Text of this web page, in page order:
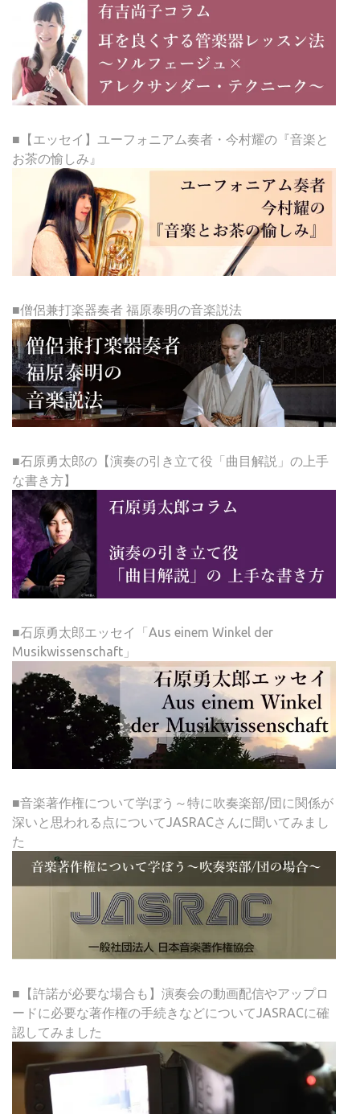
■【エッセイ】ユーフォニアム奏者・今村耀の『音楽と
お茶の愉しみ』
■僧侶兼打楽器奏者 福原泰明の音楽説法
■石原勇太郎の【演奏の引き立て役「曲目解説」の上手
な書き方】
■石原勇太郎エッセイ「Aus einem Winkel der
Musikwissenschaft」
■音楽著作権について学ぼう～特に吹奏楽部/団に関係が
深いと思われる点についてJASRACさんに聞いてみまし
た
■【許諾が必要な場合も】演奏会の動画配信やアップロ
ードに必要な著作権の手続きなどについてJASRACに確
認してみました